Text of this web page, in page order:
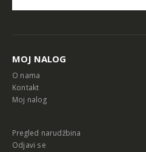
MOJ NALOG
O nama
Kontakt
Moj nalog
Pregled narudžbina
Odjavi se